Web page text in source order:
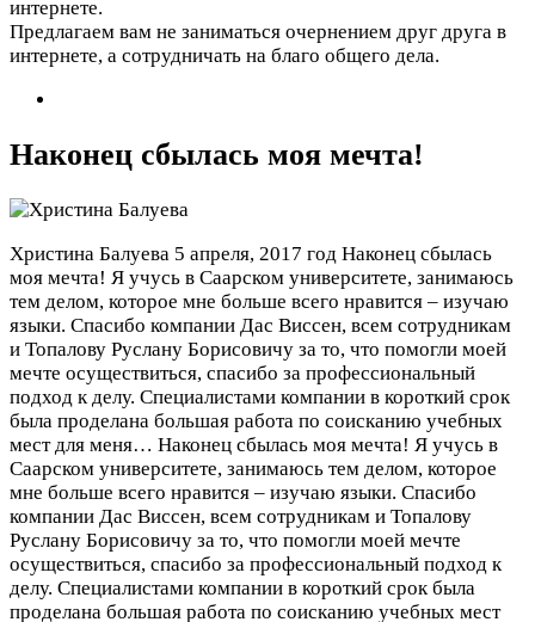
интернете.
Предлагаем вам не заниматься очернением друг друга в
интернете, а сотрудничать на благо общего дела.
Наконец сбылась моя мечта!
Христина Балуева 5 апреля, 2017 год Наконец сбылась
моя мечта! Я учусь в Саарском университете, занимаюсь
тем делом, которое мне больше всего нравится – изучаю
языки. Спасибо компании Дас Виссен, всем сотрудникам
и Топалову Руслану Борисовичу за то, что помогли моей
мечте осуществиться, спасибо за профессиональный
подход к делу. Специалистами компании в короткий срок
была проделана большая работа по соисканию учебных
мест для меня… Наконец сбылась моя мечта! Я учусь в
Саарском университете, занимаюсь тем делом, которое
мне больше всего нравится – изучаю языки. Спасибо
компании Дас Виссен, всем сотрудникам и Топалову
Руслану Борисовичу за то, что помогли моей мечте
осуществиться, спасибо за профессиональный подход к
делу. Специалистами компании в короткий срок была
проделана большая работа по соисканию учебных мест